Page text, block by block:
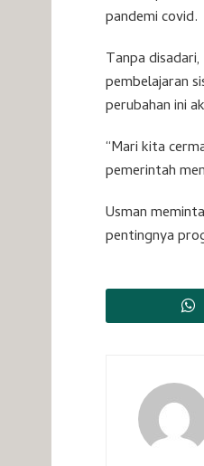
pandemi covid.
Tanpa
pembelajaran
perubahan ini
“Mari kita
pemerintah
Usman
pentingnya